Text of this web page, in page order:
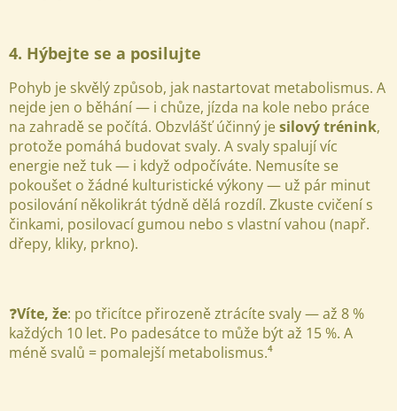
4. Hýbejte se a posilujte
Pohyb je skvělý způsob, jak nastartovat metabolismus. A
nejde jen o běhání — i chůze, jízda na kole nebo práce
na zahradě se počítá. Obzvlášť účinný jesilový trénink,
protože pomáhá budovat svaly. A svaly spalují víc
energie než tuk — i když odpočíváte. Nemusíte se
pokoušet o žádné kulturistické výkony — už pár minut
posilování několikrát týdně dělá rozdíl. Zkuste cvičení s
činkami, posilovací gumou nebo s vlastní vahou (např.
dřepy, kliky, prkno).
❓Víte, že: po třicítce přirozeně ztrácíte svaly — až 8 %
každých 10 let. Po padesátce to může být až 15 %. A
méně svalů = pomalejší metabolismus.⁴